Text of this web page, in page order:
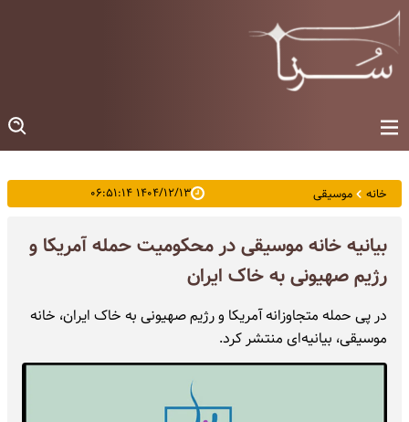
خانه موسیقی ۱۴۰۴/۱۲/۱۳ ۰۶:۵۱:۱۴
بیانیه خانه موسیقی در محکومیت حمله آمریکا و
رژیم صهیونی به خاک ایران
در پی حمله متجاوزانه آمریکا و رژیم صهیونی به خاک ایران، خانه
موسیقی، بیانیه‌ای منتشر کرد.